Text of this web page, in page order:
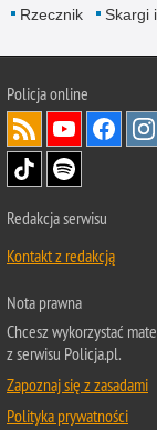
Rzecznik Skargi
Policjaonline
Redakcja serwisu
Kontakt z redakcją
Nota prawna
Chcesz wykorzystać
z serwisu Policja.pl.
Zapoznaj się z zasadami
Polityka prywatności